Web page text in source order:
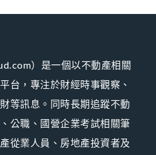
）是一個以不動產相關
台，專注於財經時事觀察、
等訊息。同時長期追蹤不動
公職、國營企業考試相關筆
從業人員、房地產投資者及